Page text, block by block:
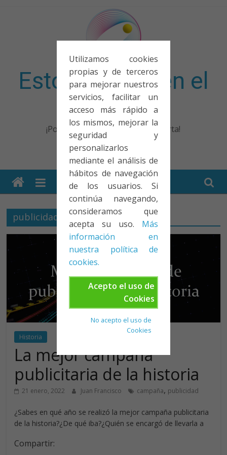
Utilizamos cookies
propias y de terceros
para mejorar nuestros
servicios, facilitar un
acceso más rápido a
los mismos, mejorar la
seguridad y
personalizarlos
mediante el análisis de
hábitos de navegación
de los usuarios. Si
continúa navegando,
consideramos que
acepta su uso. Más
información en
nuestra política de
cookies.
Acepto el uso de
Cookies
No acepto el uso de
Cookies
Esto no entra en el
examen
¡Porque no solo el examen importa!
publicidad
Historia
La mejor campaña
publicitaria de la historia
21 enero, 2022 Juan Francisco campaña, publicidad
¿Sabes en qué año se realizó la mejor campaña publicitaria
de la historia?¿De qué iba?¿Quién se encargó de llevarla a
Compartir: